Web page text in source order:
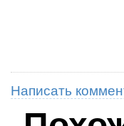
Написать